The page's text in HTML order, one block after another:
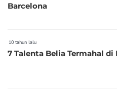
Barcelona
10 tahun lalu
7 Talenta Belia Termahal di